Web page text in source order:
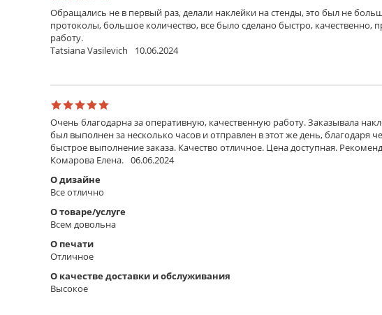
Обращались не в первый раз, делали наклейки на стенды, это был не
протоколы, большое количество, все было сделано быстро,
работу.
Tatsiana Vasilevich
10.06.2024
Очень благодарна за оперативную, качественную работу. Заказывала
был выполнен за несколько часов и отправлен в этот же день,
быстрое выполнение заказа. Качество отличное. Цена доступная.
Комарова Елена. 06.06.2024
О дизайне
Все отлично
О товаре/услуге
Всем довольна
О печати
Отличное
О качестве доставки и обслуживания
Высокое